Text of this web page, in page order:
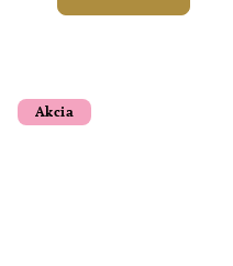
Akcia